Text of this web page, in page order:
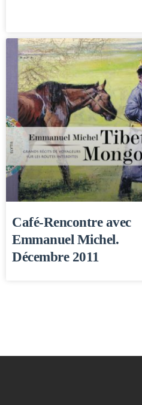
Café-Rencontre avec
Emmanuel Michel.
Décembre 2011